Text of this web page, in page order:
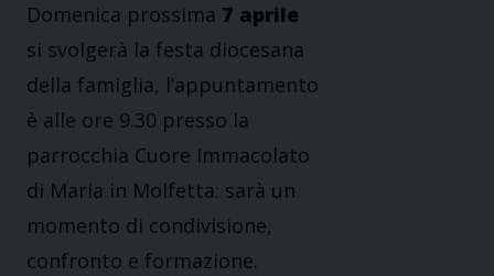
Domenica prossima 7 aprile
si svolgerà la festa diocesana
della famiglia, l’appuntamento
è alle ore 9.30 presso la
parrocchia Cuore Immacolato
di Maria in Molfetta: sarà un
momento di condivisione,
confronto e formazione.